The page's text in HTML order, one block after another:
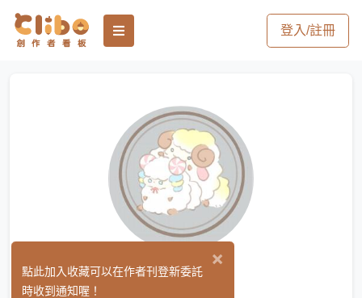
登入/註冊
慈 (0)
×
點此加入收藏可以在作者刊登新委託
時收到通知喔！